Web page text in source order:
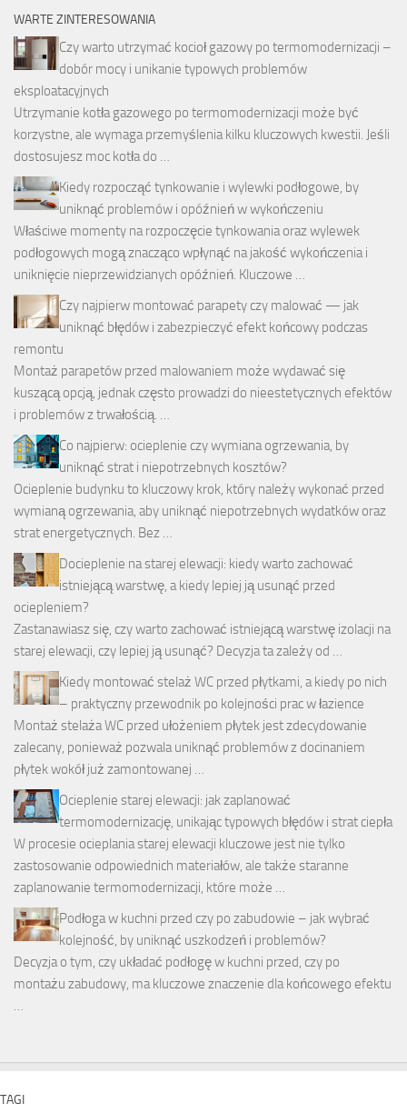
WARTE ZINTERESOWANIA
Czy warto utrzymać kocioł gazowy po termomodernizacji –
dobór mocy i unikanie typowych problemów
eksploatacyjnych
Utrzymanie kotła gazowego po termomodernizacji może być
korzystne, ale wymaga przemyślenia kilku kluczowych kwestii. Jeśli
dostosujesz moc kotła do …
Kiedy rozpocząć tynkowanie i wylewki podłogowe, by
uniknąć problemów i opóźnień w wykończeniu
Właściwe momenty na rozpoczęcie tynkowania oraz wylewek
podłogowych mogą znacząco wpłynąć na jakość wykończenia i
uniknięcie nieprzewidzianych opóźnień. Kluczowe …
Czy najpierw montować parapety czy malować — jak
uniknąć błędów i zabezpieczyć efekt końcowy podczas
remontu
Montaż parapetów przed malowaniem może wydawać się
kuszącą opcją, jednak często prowadzi do nieestetycznych efektów
i problemów z trwałością. …
Co najpierw: ocieplenie czy wymiana ogrzewania, by
uniknąć strat i niepotrzebnych kosztów?
Ocieplenie budynku to kluczowy krok, który należy wykonać przed
wymianą ogrzewania, aby uniknąć niepotrzebnych wydatków oraz
strat energetycznych. Bez …
Docieplenie na starej elewacji: kiedy warto zachować
istniejącą warstwę, a kiedy lepiej ją usunąć przed
ociepleniem?
Zastanawiasz się, czy warto zachować istniejącą warstwę izolacji na
starej elewacji, czy lepiej ją usunąć? Decyzja ta zależy od …
Kiedy montować stelaż WC przed płytkami, a kiedy po nich
– praktyczny przewodnik po kolejności prac w łazience
Montaż stelaża WC przed ułożeniem płytek jest zdecydowanie
zalecany, ponieważ pozwala uniknąć problemów z docinaniem
płytek wokół już zamontowanej …
Ocieplenie starej elewacji: jak zaplanować
termomodernizację, unikając typowych błędów i strat ciepła
W procesie ocieplania starej elewacji kluczowe jest nie tylko
zastosowanie odpowiednich materiałów, ale także staranne
zaplanowanie termomodernizacji, które może …
Podłoga w kuchni przed czy po zabudowie – jak wybrać
kolejność, by uniknąć uszkodzeń i problemów?
Decyzja o tym, czy układać podłogę w kuchni przed, czy po
montażu zabudowy, ma kluczowe znaczenie dla końcowego efektu
TAGI